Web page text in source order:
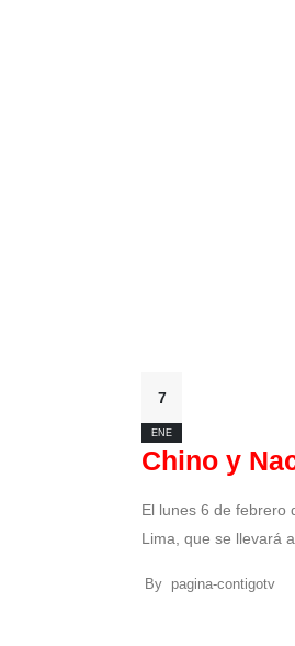
7
ENE
Chino y
El lunes 6 de febrero
Lima, que se llevará
By pagina-contigotv